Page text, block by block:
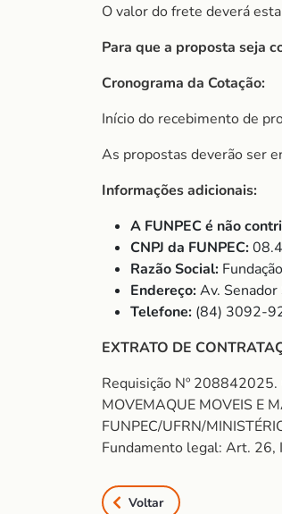
O valor do frete deverá
Para que a proposta seja
Cronograma da Cotação:
Início do recebimento de
As propostas deverão ser
Informações adicionais:
A FUNPEC é não
CNPJ da FUNPEC:
Razão Social:
Endereço:Av.
Telefone: (84) 3092-
EXTRATO DE
Requisição Nº
MOVEMAQUE MOVEIS E
FUNPEC/UFRN/
Fundamento legal: Art. 26,
Voltar